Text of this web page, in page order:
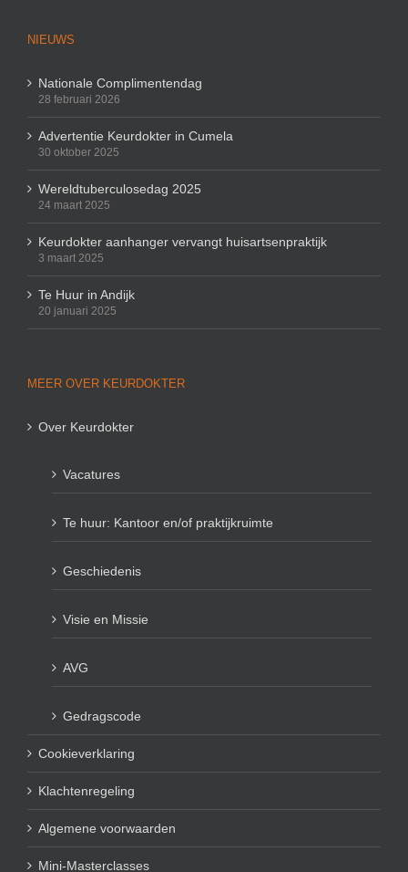
NIEUWS
Nationale Complimentendag
28 februari 2026
Advertentie Keurdokter in Cumela
30 oktober 2025
Wereldtuberculosedag 2025
24 maart 2025
Keurdokter aanhanger vervangt huisartsenpraktijk
3 maart 2025
Te Huur in Andijk
20 januari 2025
MEER OVER KEURDOKTER
Over Keurdokter
Vacatures
Te huur: Kantoor en/of praktijkruimte
Geschiedenis
Visie en Missie
AVG
Gedragscode
Cookieverklaring
Klachtenregeling
Algemene voorwaarden
Mini-Masterclasses